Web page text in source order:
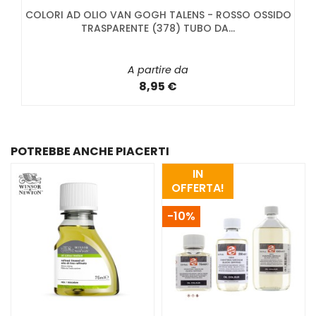
COLORI AD OLIO VAN GOGH TALENS - ROSSO OSSIDO
TRASPARENTE (378) TUBO DA...
A partire da
8,95 €
POTREBBE ANCHE PIACERTI
IN
OFFERTA!
-10%